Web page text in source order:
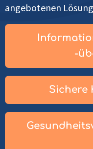
angebotenen
-
Sichere